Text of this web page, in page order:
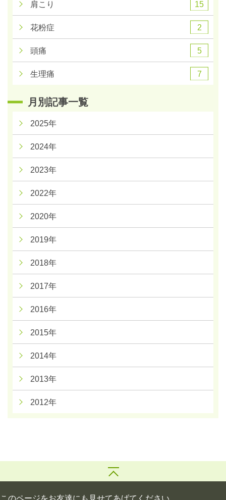
肩こり 15
花粉症 2
頭痛 5
生理痛 7
月別記事一覧
2025年
2024年
2023年
2022年
2020年
2019年
2018年
2017年
2016年
2015年
2014年
2013年
2012年
このページをお友達にも見せてあげてください